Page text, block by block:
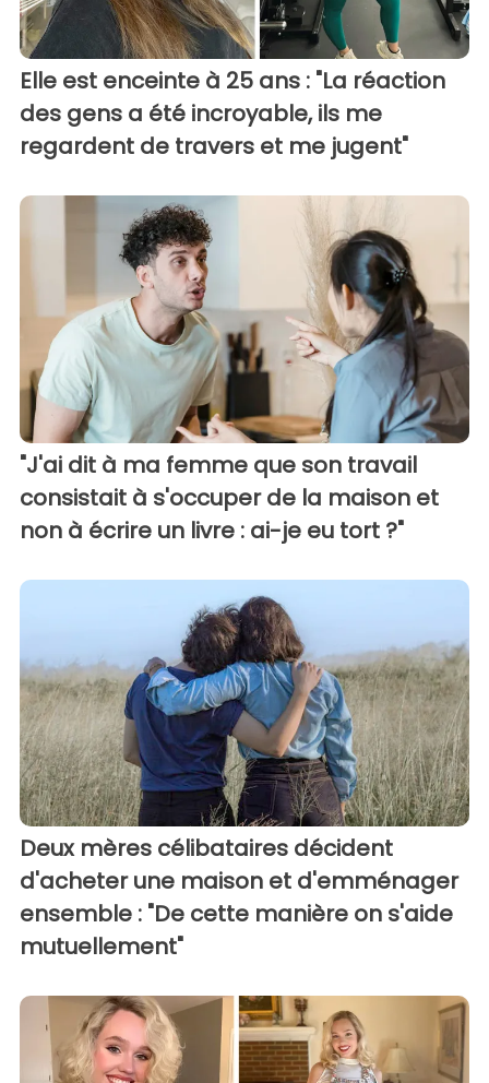
Elle est enceinte à 25 ans : "La réaction
des gens a été incroyable, ils me
regardent de travers et me jugent"
"J'ai dit à ma femme que son travail
consistait à s'occuper de la maison et
non à écrire un livre : ai-je eu tort ?"
Deux mères célibataires décident
d'acheter une maison et d'emménager
ensemble : "De cette manière on s'aide
mutuellement"